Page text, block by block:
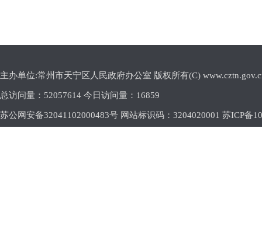
主办单位:常州市天宁区人民政府办公室 版权所有(C)
总访问量： 52057614 今日访问量： 16859
苏公网安备32041102000483号 网站标识码：3204020001 苏ICP备